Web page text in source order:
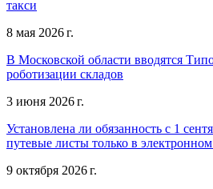
такси
8 мая 2026 г.
В Московской области вводятся
роботизации складов
3 июня 2026 г.
Установлена ли обязанность с 1
путевые листы только в
9 октября 2026 г.